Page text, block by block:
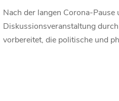
Nach der langen Corona-
Diskussionsveranstaltung
vorbereitet, die politische und